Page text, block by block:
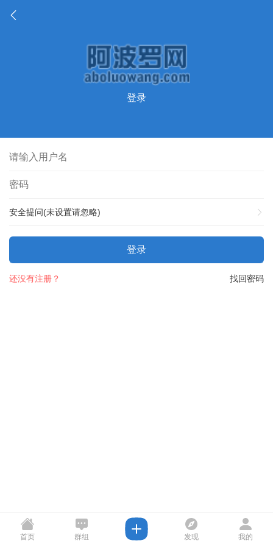
登录
安全提问(未设置请忽略)
登录
找回密码
还没有注册？
首页 群组 发现 我的